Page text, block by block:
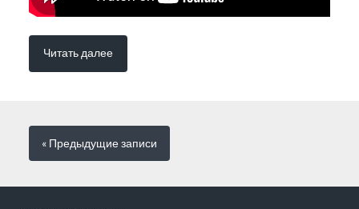
Читать далее
« Предыдущиезаписи